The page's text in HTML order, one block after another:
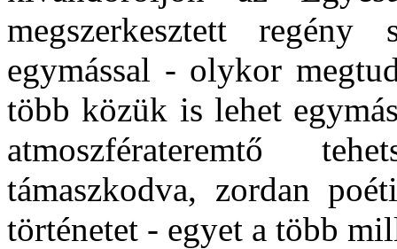
megszerkesztett regény
egymással - olykor
több közük is lehet
atmoszférateremtő
támaszkodva, zordan
történetet - egyet a több